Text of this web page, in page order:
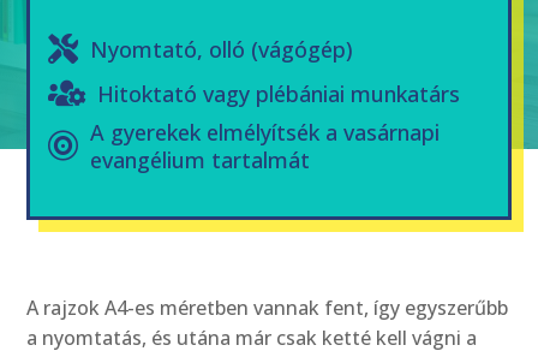
Nyomtató, olló (vágógép)
Hitoktató vagy plébániai munkatárs
A gyerekek elmélyítsék a vasárnapi
evangélium tartalmát
A rajzok A4-es méretben vannak fent, így egyszerűbb
a nyomtatás, és utána már csak ketté kell vágni a